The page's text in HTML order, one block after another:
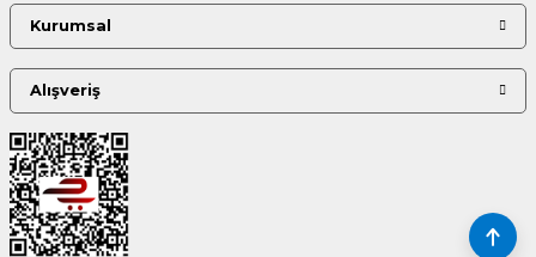
Kurumsal
Alışveriş